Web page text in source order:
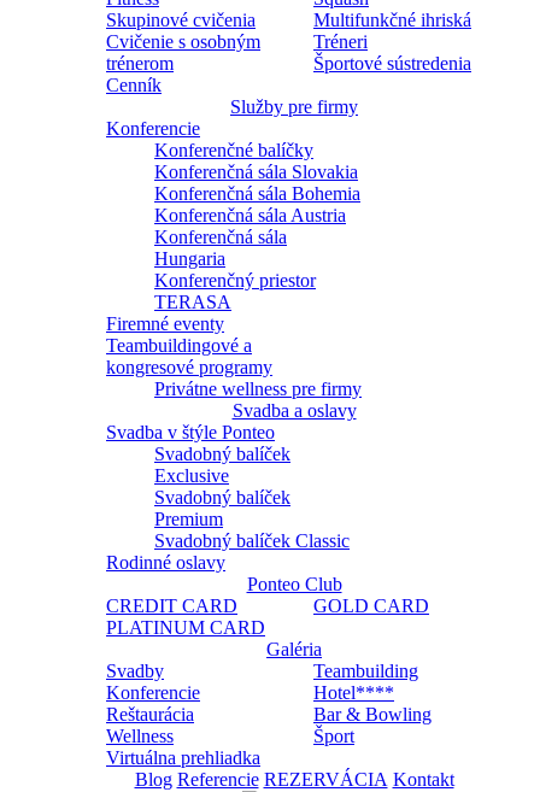
Skupinové cvičenia
Multifunkčné ihriská
Cvičenie s osobným
trénerom
Tréneri
Športové sústredenia
Cenník
Služby pre firmy
Konferencie
Konferenčné balíčky
Konferenčná sála Slovakia
Konferenčná sála Bohemia
Konferenčná sála Austria
Konferenčná sála
Hungaria
Konferenčný priestor
TERASA
Firemné eventy
Teambuildingové a
kongresové programy
Privátne wellness pre firmy
Svadba a oslavy
Svadba v štýle Ponteo
Svadobný balíček
Exclusive
Svadobný balíček
Premium
Svadobný balíček Classic
Rodinné oslavy
Ponteo Club
CREDIT CARD
GOLD CARD
PLATINUM CARD
Galéria
Svadby
Teambuilding
Konferencie
Hotel****
Reštaurácia
Bar & Bowling
Wellness
Šport
Virtuálna prehliadka
Blog Referencie REZERVÁCIA Kontakt